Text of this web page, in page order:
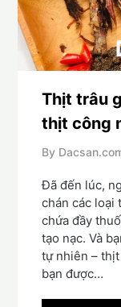
Thịt trâu
thịt công
By
Đã đến lúc,
chán các loại
chứa đầy
tạo nạc. Và
tự nhiên –
bạn được…